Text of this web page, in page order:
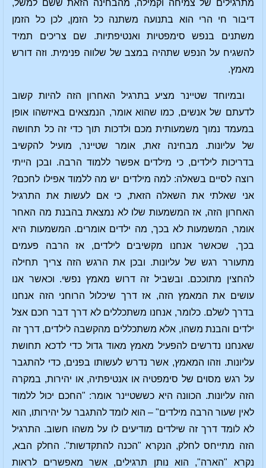
מתרגילים של צמיחה וקמילה, מהבחינה הזאת ששם למשל,
דיבור חי הרי הוא בתנועה משתנה כל הזמן, לכן כל הזמן
משתנים בנפש סימפטיות ואנטיפתיות. שם צריכים תמיד
להשגיח על הנפש שתהיה במצב של שלווה פנימית. וזה דורש
מאמץ.
ובמיוחד שטיינר מציע בתרגיל האחרון הזה להיות קשוב
לדעתם של אנשים, כמו שהוא אומר, הנמצאים באיזשהו אופן
במעמד נמוך משמעותית מכם ולדכות תוך כדי זה כל תחושה
של עליונות. מבחינה זאת, אומר שטיינר, מועיל להקשיב
בדריכות לילדים, כי מילדים אפשר ללמוד הרבה. ובכן הייתי
רוצה לסיים בשאלה: למה מילדים יש מה ללמוד אפילו לחכם?
אני שאלתי את השאלה הזאת, כי אם לעשות את התרגיל
האחרון הזה, אז המשמעות שלו לא נמצאת בהבנת מה האחר
אומר, המשמעות לא בכך, מה ילדים אומרים. המשמעות היא
בכך, שכאשר אנחנו מקשיבים לילדים, אז הרבה פעמים
מתעורר רגש של עליונות. ובכן את הרגש הזה צריך תחילה
להחצין מתוככם. ובשביל זה דרוש מאמץ נפשי. וכאשר אנו
עושים את המאמץ הזה, אז דרך שיכלול הרוחני הזה אנחנו
בדרך לשלם. כלומר, אנחנו משתכללים לא דרך דבר חכם אצל
ילדים והבנת משהו, אלא משתכללים מהקשבה לילדים, דרך זה
שאנחנו נדרשים להפעיל מאמץ מאוד גדול כדי לדכא תחושת
עליונות. וזהו המאמץ, אשר נדרש לעשותו בפנים, כדי להתגבר
על רגש מסוים של סימפטיה או אנטיפתיה, או יהירות, במקרה
הזה עליונות. הכוונה היא כששטיינר אומר: "החכם יכול ללמוד
לאין שעור הרבה מילדים" – הוא לומד להתגבר על יהירותו, הוא
לא לומד דרך זה שילדים מודיעים לו על משהו חשוב. התרגיל
הזה מתייחס לחלק, הנקרא "הכנה להתקדשות". החלק הבא,
נקרא "הארה", הוא נותן תרגילים, אשר מאפשרים לראות